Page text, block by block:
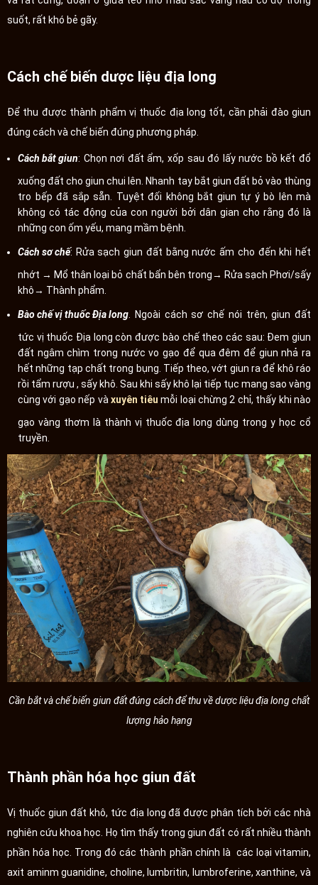
suốt, rất khó bẻ gãy.
Cách chế biến dược liệu địa long
Để thu được thành phẩm vị thuốc địa long tốt, cần phải đào giun
đúng cách và chế biến đúng phương pháp.
Cách bắt giun: Chọn nơi đất ẩm, xốp sau đó lấy nước bồ kết đổ
xuống đất cho giun chui lên. Nhanh tay bắt giun đất bỏ vào thùng
tro bếp đã sắp sẵn. Tuyệt đối không bắt giun tự ý bò lên mà
không có tác động của con người bởi dân gian cho rằng đó là
những con ốm yếu, mang mầm bệnh.
Cách sơ chế: Rửa sạch giun đất bằng nước ấm cho đến khi hết
nhớt → Mổ thân loại bỏ chất bẩn bên trong→ Rửa sạch Phơi/sấy
khô→ Thành phẩm.
Bào chế vị thuốc Địa long . Ngoài cách sơ chế nói trên, giun đất
tức vị thuốc Địa long còn được bào chế theo các sau: Đem giun
đất ngâm chìm trong nước vo gạo để qua đêm để giun nhả ra
hết những tạp chất trong bụng. Tiếp theo, vớt giun ra để khô ráo
rồi tẩm rượu , sấy khô. Sau khi sấy khô lại tiếp tục mang sao vàng
cùng với gạo nếp và xuyên tiêu mỗi loại chừng 2 chỉ, thấy khi nào
gạo vàng thơm là thành vị thuốc địa long dùng trong y học cổ
truyền.
Cần bắt và chế biến giun đất đúng cách để thu về dược liệu địa long chất
lượng hảo hạng
Thành phần hóa học giun đất
Vị thuốc giun đất khô, tức địa long đã được phân tích bởi các nhà
nghiên cứu khoa học. Họ tìm thấy trong giun đất có rất nhiều thành
phần hóa học. Trong đó các thành phần chính là các loại vitamin,
axit aminm guanidine, choline, lumbritin, lumbroferine, xanthine, và